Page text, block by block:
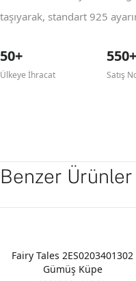
taşıyarak, standart 925
50+
Ülkeye İhracat
550+
Satış
Benzer Ürünler
Fairy Tales 2ES0203401302
Gümüş Küpe